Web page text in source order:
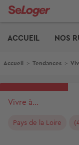
Aller
ACCUEIL
NOS
Fil d'Ariane
Accueil > Tendances >
Vivre à...
Pays de la Loire